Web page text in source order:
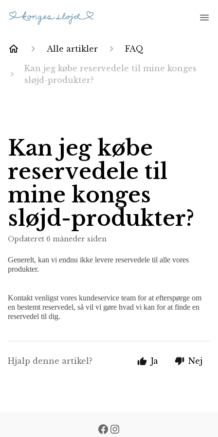
Alle artikler
FAQ
Kan jeg købe reservedele til mine konges
sløjd-produkter?
Kan jeg købe
reservedele til
mine konges
sløjd-produkter?
Opdateret 6 måneder siden
Generelt, kan vi endnu ikke levere reservedele til alle vores
produkter.
Kontakt venligst vores kundeservice team for at efterspørge om
en bestemt reservedel, så vil vi gøre hvad vi kan for at finde en
reservedel til dig.
Hjalp denne artikel? Ja Nej